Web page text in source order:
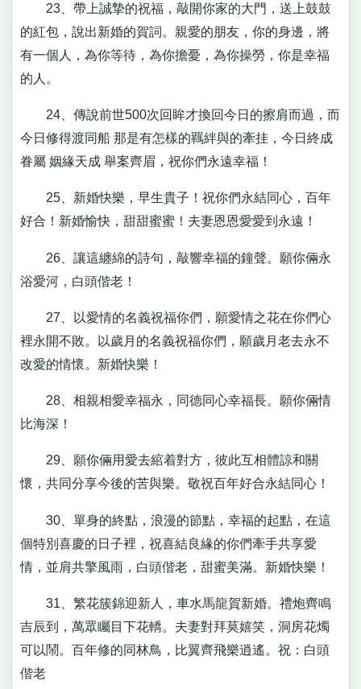
23、帶上誠摯的祝福，敲開你家的大門，送上鼓鼓
的紅包，說出新婚的賀詞。親愛的朋友，你的身邊，將
有一個人，為你等待，為你擔憂，為你操勞，你是幸福
的人。
24、傳說前世500次回眸才換回今日的擦肩而過，而
今日修得渡同船 那是有怎樣的羈絆與的牽挂，今日終成
眷屬 姻緣天成 舉案齊眉，祝你們永遠幸福！
25、新婚快樂，早生貴子！祝你們永結同心，百年
好合！新婚愉快，甜甜蜜蜜！夫妻恩恩愛愛到永遠！
26、讓這纏綿的詩句，敲響幸福的鐘聲。願你倆永
浴愛河，白頭偕老！
27、以愛情的名義祝福你們，願愛情之花在你們心
裡永開不敗。以歲月的名義祝福你們，願歲月老去永不
改愛的情懷。新婚快樂！
28、相親相愛幸福永，同德同心幸福長。願你倆情
比海深！
29、願你倆用愛去綰着對方，彼此互相體諒和關
懷，共同分享今後的苦與樂。敬祝百年好合永結同心！
30、單身的終點，浪漫的節點，幸福的起點，在這
個特別喜慶的日子裡，祝喜結良緣的你們牽手共享愛
情，並肩共擎風雨，白頭偕老，甜蜜美滿。新婚快樂！
31、繁花簇錦迎新人，車水馬龍賀新婚。禮炮齊鳴
吉辰到，萬眾矚目下花轎。夫妻對拜莫嬉笑，洞房花燭
可以鬧。百年修的同林鳥，比翼齊飛樂逍遙。祝：白頭
偕老